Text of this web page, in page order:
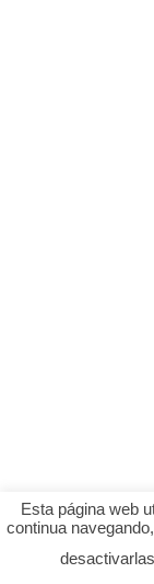
Esta página web
continua